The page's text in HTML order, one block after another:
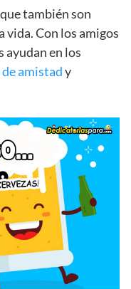
también son
vida. Con los amigos
en los
amistady